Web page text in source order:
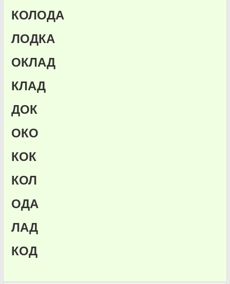
КОЛОДА
ЛОДКА
ОКЛАД
КЛАД
ДОК
ОКО
КОК
КОЛ
ОДА
ЛАД
КОД